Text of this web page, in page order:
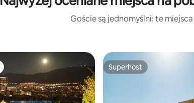
Goście są jednomyślni: te
Superhost
Superhost